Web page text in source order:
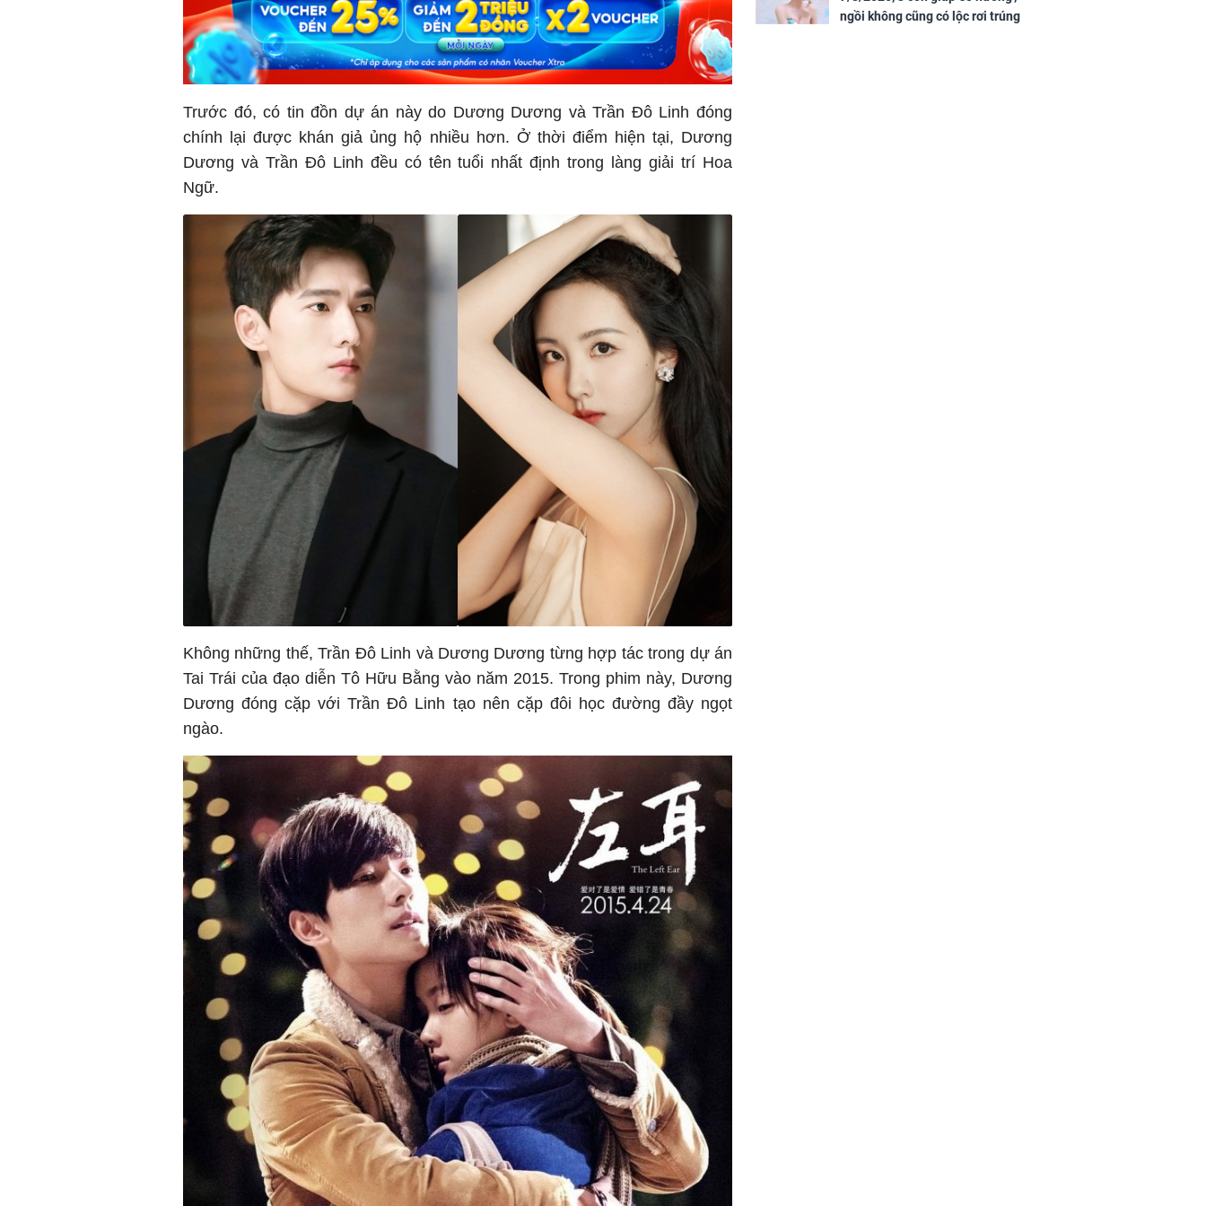
Trước đó, có tin đồn dự án này do Dương Dương và Trần Đô Linh đóng
chính lại được khán giả ủng hộ nhiều hơn. Ở thời điểm hiện tại, Dương
Dương và Trần Đô Linh đều có tên tuổi nhất định trong làng giải trí Hoa
Ngữ.
Không những thế, Trần Đô Linh và Dương Dương từng hợp tác trong dự án
Tai Trái của đạo diễn Tô Hữu Bằng vào năm 2015. Trong phim này, Dương
Dương đóng cặp với Trần Đô Linh tạo nên cặp đôi học đường đầy ngọt
ngào.
ngồi không cũng có lộc rơi trúng